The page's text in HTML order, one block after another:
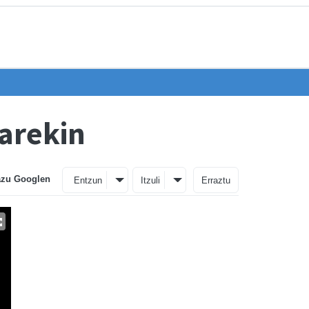
Googlen Entzun Itzuli Erraztu